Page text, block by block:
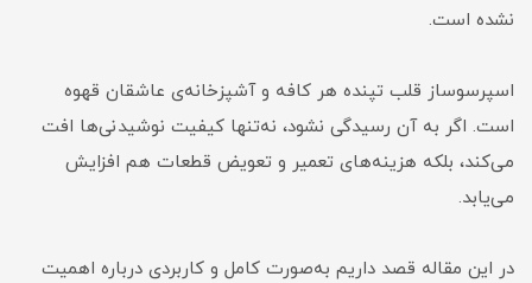
نشده است.
اسپرسوساز قلب تپنده هر کافه و آشپزخانه‌ی عاشقان قهوه
است. اگر به آن رسیدگی نشود، نه‌تنها کیفیت نوشیدنی‌ها افت
می‌کند، بلکه هزینه‌های تعمیر و تعویض قطعات هم افزایش
می‌یابد.
در این مقاله قصد داریم به‌صورت کامل و کاربردی درباره اهمیت